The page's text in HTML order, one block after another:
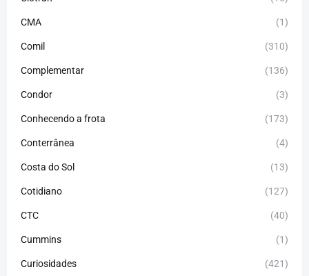
CMA (1)
Comil (310)
Complementar (136)
Condor (3)
Conhecendo a frota (173)
Conterrânea (4)
Costa do Sol (13)
Cotidiano (127)
CTC (40)
Cummins (1)
Curiosidades (421)